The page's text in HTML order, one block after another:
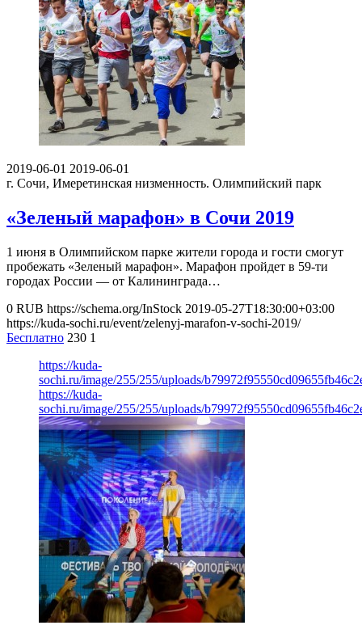
2019-06-01 2019-06-01
г. Сочи, Имеретинская низменность. Олимпийский парк
«Зеленый марафон» в Сочи 2019
1 июня в Олимпийском парке жители города и гости смогут
пробежать «Зеленый марафон». Марафон пройдет в 59-ти
городах России — от Калининграда…
0 RUB https://schema.org/InStock 2019-05-27T18:30:00+03:00
https://kuda-sochi.ru/event/zelenyj-marafon-v-sochi-2019/
Бесплатно 230 1
https://kuda-
sochi.ru/image/255/255/uploads/
https://kuda-
sochi.ru/image/255/255/uploads/